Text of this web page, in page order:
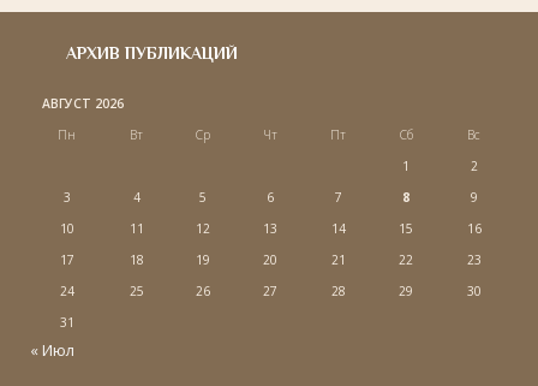
АРХИВ ПУБЛИКАЦИЙ
АВГУСТ 2026
Пн
Вт Ср Чт Пт Сб
Вс
1
2
3
4 5 6 7 8
9
10
11 12 13 14 15
16
17
18 19 20 21 22
23
24
25 26 27 28 29
30
31
« Июл